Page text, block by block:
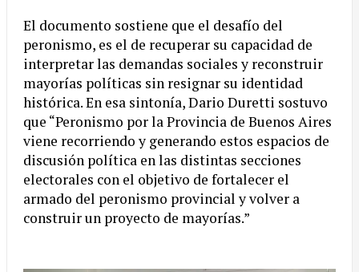
El documento sostiene que el desafío del
peronismo, es el de recuperar su capacidad de
interpretar las demandas sociales y reconstruir
mayorías políticas sin resignar su identidad
histórica. En esa sintonía, Dario Duretti sostuvo
que “Peronismo por la Provincia de Buenos Aires
viene recorriendo y generando estos espacios de
discusión política en las distintas secciones
electorales con el objetivo de fortalecer el
armado del peronismo provincial y volver a
construir un proyecto de mayorías.”